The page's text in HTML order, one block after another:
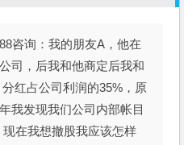
咨询：我的朋友A，他在
司，后我和他商定后我和
红占公司利润的35%，原
我发现我们公司内部帐目
在我想撤股我应该怎样